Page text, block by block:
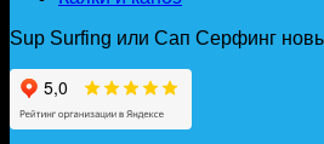
Sup Surfing или Сап Серфинг